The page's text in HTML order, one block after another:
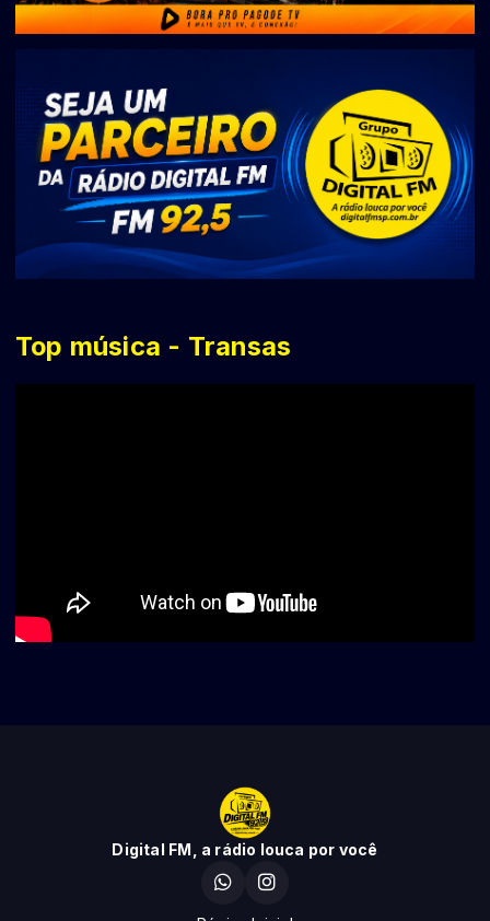
Top música - Transas
Digital FM, a rádio louca por você